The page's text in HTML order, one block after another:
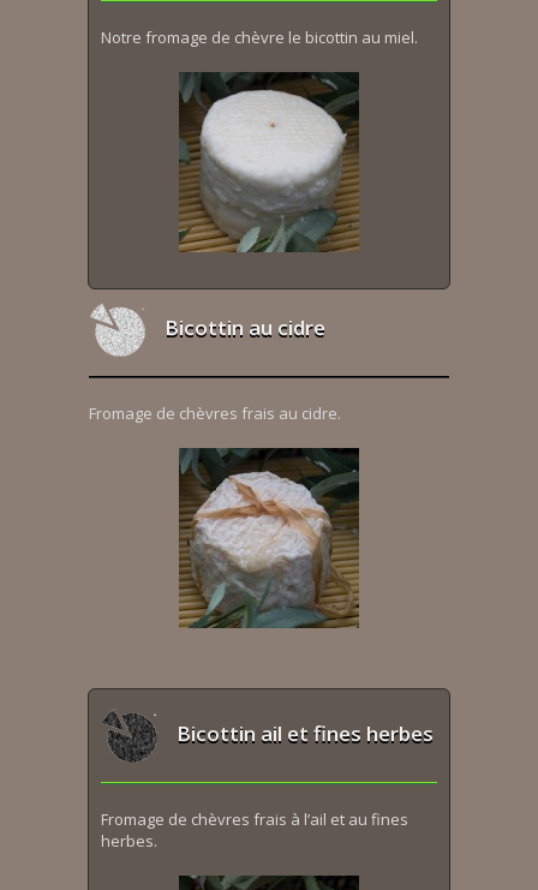
Notre fromage de chèvre le bicottin au miel.
Bicottin au cidre
Fromage de chèvres frais au cidre.
Bicottin ail et fines herbes
Fromage de chèvres frais à l’ail et au fines
herbes.